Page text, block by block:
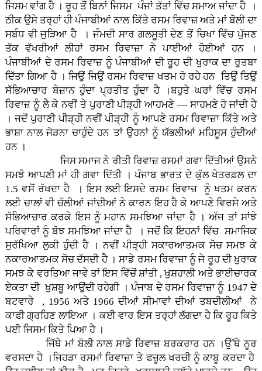
ਜਿਸਮ ਵਾਂਗ ਹੈ । ਰੂਹ ਤੋਂ ਬਿਨਾਂ ਜਿਸਮ ਪੰਜਾਂ ਤੱਤਾਂ ਵਿੱਚ ਸਮਾਅ ਜਾਂਦਾ ਹੈ ।
ਠੀਕ ਉਸੇ ਤਰ੍ਹਾਂ ਹੀ ਪੰਜਾਬੀਆਂ ਨਾਲ ਕਿੱਤੇ ਰਸਮ ਰਿਵਾਜ਼ ਅਤੇ ਮਾਂ ਬੋਲੀ ਦਾ
ਸਬੰਧ ਵੀ ਜੁੜਿਆ ਹੈ । ਜੰਮਦੀ ਸਾਰ ਗਲਸੂਤੀ ਦੇਣ ਤੋਂ ਚਿਖਾ ਵਿੱਚ ਪੁੱਜਣ
ਤੱਕ ਵੱਖਰੀਆਂ ਲੀਹਾਂ ਰਸਮ ਰਿਵਾਜ਼ਾ ਨੇ ਪਾਈਆਂ ਹੋਈਆਂ ਹਨ ।
ਪੰਜਾਬੀਆਂ ਦੇ ਰਸਮ ਰਿਵਾਜ਼ ਨੂੰ ਪੰਜਾਬੀਆਂ ਦੀ ਰੂਹ ਦੀ ਖੁਰਾਕ ਦਾ ਰੁਤਬਾ
ਦਿੱਤਾ ਗਿਆ ਹੈ । ਜਿਉਂ ਜਿਉਂ ਰਸਮ ਰਿਵਾਜ਼ ਖਤਮ ਹੋ ਰਹੇ ਹਨ ਤਿਉਂ ਤਿਉਂ
ਸੱਭਿਆਚਾਰ ਬੇਜ਼ਾਨ ਹੁੰਦਾ ਪ੍ਰਤੀਤ ਹੁੰਦਾ ਹੈ ।ਬਹੁਤੇ ਘਰਾਂ ਵਿੱਚ ਰਸਮ
ਰਿਵਾਜ਼ ਨੂੰ ਲੈ ਕੇ ਨਵੀਂ ਤੇ ਪੁਰਾਣੀ ਪੀੜ੍ਹੀ ਆਹਮਣੇ — ਸਾਹਮਣੇ ਹੋ ਜਾਂਦੀ ਹੈ
। ਜਦੋਂ ਪੁਰਾਣੀ ਪੀੜ੍ਹੀ ਨਵੀਂ ਪੀੜ੍ਹੀ ਨੂੰ ਆਪਣੇ ਰਸਮ ਰਿਵਾਜ਼ਾ ਕਿੱਤੇ ਅਤੇ
ਭਾਸ਼ਾ ਨਾਲ ਜੋੜਨਾ ਚਾਹੁੰਦੇ ਹਨ ਤਾਂ ਉਹਨਾਂ ਨੂੰ ਯੱਭਲੀਆਂ ਮਹਿਸੂਸ ਹੁੰਦੀਆਂ
ਹਨ ।
ਜਿਸ ਸਮਾਜ ਨੇ ਰੀਤੀ ਰਿਵਾਜ਼ ਰਸਮਾਂ ਗਵਾ ਦਿੱਤੀਆਂ ਉਸਨੇ
ਸਮਝੋ ਆਪਣੀ ਮਾਂ ਹੀ ਗਵਾ ਦਿੱਤੀ । ਪੰਜਾਬ ਭਾਰਤ ਦੇ ਕੁੱਲ ਖੇਤਰਫ਼ਲ ਦਾ
1.5 ਵਸੋਂ ਰੱਖਦਾ ਹੈ । ਇਸ ਲਈ ਇਸਦੇ ਰਸਮ ਰਿਵਾਜ਼ ਨੂੰ ਖਤਮ ਕਰਨ
ਲਈ ਚਾਲਾਂ ਵੀ ਚੱਲੀਆਂ ਜਾਂਦੀਆਂ ਨੇ ਕਾਰਨ ਇਹ ਹੈ ਕੇ ਆਪਣੇ ਵਿਰਸੇ ਅਤੇ
ਸੱਭਿਆਚਾਰ ਕਰਕੇ ਇਸ ਨੂੰ ਮਹਾਨ ਸਮਝਿਆ ਜਾਂਦਾ ਹੈ । ਅੱਜ ਤਾਂ ਸਾਂਝੇ
ਪਰਿਵਾਰਾਂ ਨੂੰ ਬੋਝ ਸਮਝਿਆ ਜਾਂਦਾ ਹੈ । ਜਦੋਂ ਕਿ ਇਹਨਾਂ ਵਿੱਚ ਸਮਾਜਿਕ
ਸੁਰੱਖਿਆ ਲੁਕੀ ਹੁੰਦੀ ਹੈ । ਨਵੀਂ ਪੀੜ੍ਹੀ ਸਕਾਰਆਤਮਕ ਸੋਚ ਸਮਝ ਕੇ
ਨਕਾਰਆਤਮਕ ਸੋਚ ਦੱਸਦੀ ਹੈ । ਸਾਡੇ ਰਸਮ ਰਿਵਾਜ਼ਾ ਨੂੰ ਜੇ ਰੂਹ ਦੀ ਖੁਰਾਕ
ਸਮਝ ਕੇ ਵਰਤਿਆ ਜਾਵੇ ਤਾਂ ਇਸ ਵਿੱਚੋਂ ਸ਼ਾਂਤੀ , ਖੁਸ਼ਹਾਲੀ ਅਤੇ ਭਾਈਚਾਰਕ
ਏਕਤਾ ਦੀ ਖੁਸ਼ਬੂ ਆਉਂਦੀ ਰਹੇਗੀ । ਪੰਜਾਬ ਦੇ ਰਸਮ ਰਿਵਾਜ਼ਾ ਨੂੰ 1947 ਦੇ
ਬਟਵਾਰੇ , 1956 ਅਤੇ 1966 ਦੀਆਂ ਸੀਮਾਵਾਂ ਦੀਆਂ ਤਬਦੀਲੀਆਂ ਨੇ
ਕਾਫੀ ਗ੍ਰਹਿਣ ਲਾਇਆ । ਕਈ ਵਾਰ ਇਸ ਤਰ੍ਹਾਂ ਲੱਗਦਾ ਹੈ ਕਿ ਰੂਹ ਕਿਤੇ
ਪਈ ਜਿਸਮ ਕਿਤੇ ਪਿਆ ਹੈ ।
ਜਿੱਥੇ ਮਾਂ ਬੋਲੀ ਨਾਲ ਸਾਡੇ ਰਿਵਾਜ਼ ਬਰਕਰਾਰ ਹਨ ।ਉੱਥੇ ਨੂਰ
ਵਰਸਦਾ ਹੈ ।ਜਿਹੜਾ ਰਸਮਾਂ ਰਿਵਾਜ਼ਾ ਤੇ ਫਜ਼ੂਲ ਖਰਚੀ ਨੂੰ ਕਾਬੂ ਕਰਦਾ ਹੈ